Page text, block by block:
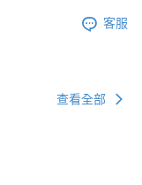
客服
查看全部